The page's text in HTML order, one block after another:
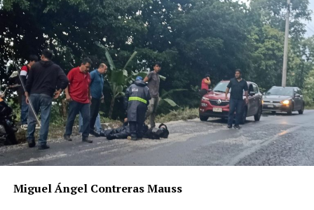
Miguel Ángel Contreras Mauss